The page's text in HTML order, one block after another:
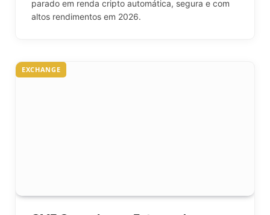
parado em renda cripto automática, segura e com
altos rendimentos em 2026.
EXCHANGE